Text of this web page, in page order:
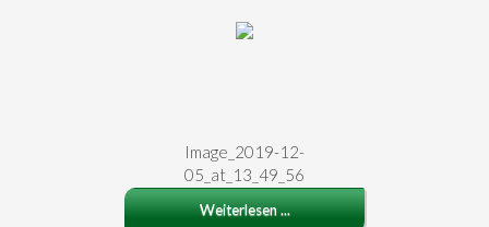
Image_2019-12-
05_at_13_49_56
Weiterlesen ...